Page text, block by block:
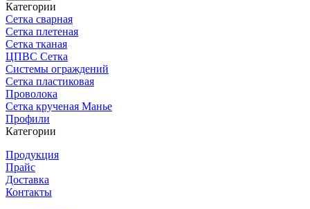
Категории
Сетка сварная
Сетка плетеная
Сетка тканая
ЦПВС Сетка
Системы ограждений
Сетка пластиковая
Проволока
Сетка крученая Манье
Профили
Категории
Продукция
Прайс
Доставка
Контакты